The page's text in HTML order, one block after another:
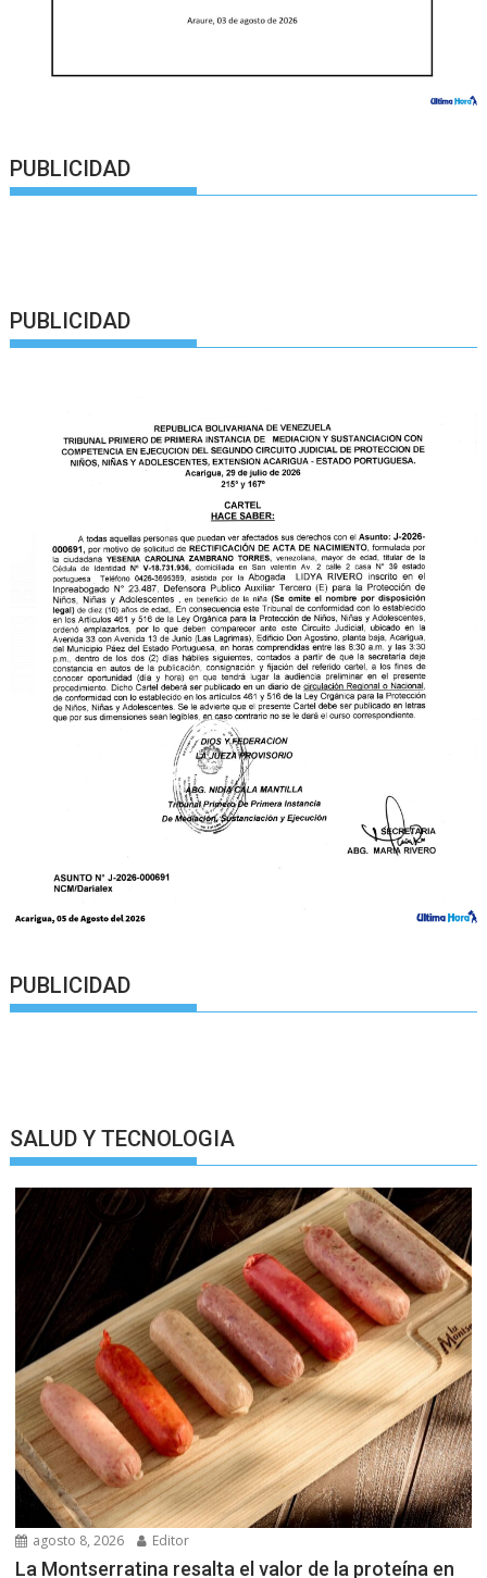
PUBLICIDAD
PUBLICIDAD
PUBLICIDAD
SALUD Y TECNOLOGIA
agosto 8, 2026 Editor
La Montserratina resalta el valor de la proteína en